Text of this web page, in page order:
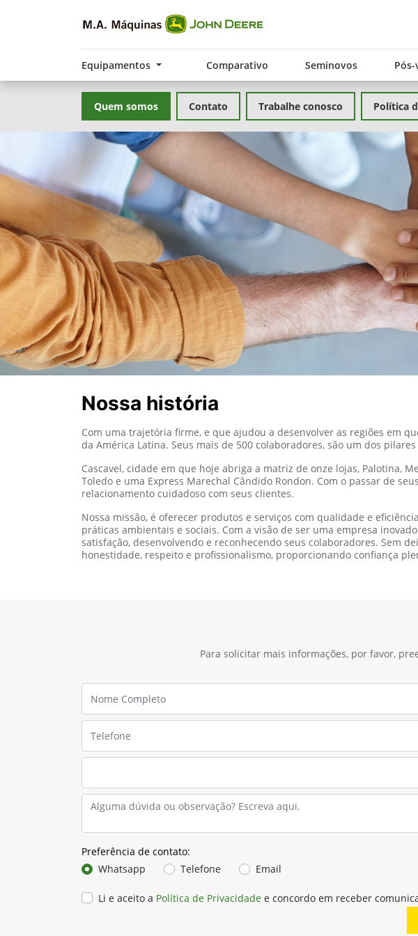
Equipamentos Comparativo Seminovos
Quem somos Contato Trabalhe conosco Política
Nossa história
Com uma trajetória firme, e que ajudou a desenvolver as regiões em
da América Latina. Seus mais de 500 colaboradores, são um dos
Cascavel, cidade em que hoje abriga a matriz de onze lojas, Palotina,
Toledo e uma Express Marechal Cândido Rondon. Com o passar de
relacionamento cuidadoso com seus clientes.
Nossa missão, é oferecer produtos e serviços com qualidade e
práticas ambientais e sociais. Com a visão de ser uma empresa
satisfação, desenvolvendo e reconhecendo seus colaboradores. Sem
honestidade, respeito e profissionalismo, proporcionando confiança
Para solicitar mais informações, por favor,
Preferência de contato:
Whatsapp
Telefone Email
Li e aceito a Política de Privacidade e concordo em receber